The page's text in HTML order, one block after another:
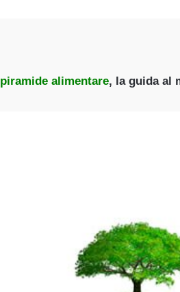
piramide alimentare, la guida al